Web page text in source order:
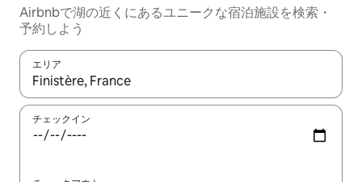
Airbnbで湖の近くにあるユニークな宿泊施設を検索・
予約しよう
エリア
検索結果が表示されたら、上下の矢印キーを使って移動するか
チェックイン